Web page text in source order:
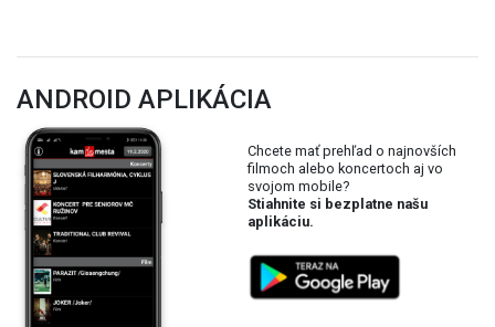
ANDROID APLIKÁCIA
Chcete mať prehľad o najnovších
filmoch alebo koncertoch aj vo
svojom mobile?
Stiahnite si bezplatne našu
aplikáciu.